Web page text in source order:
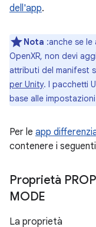
dell'app.
Nota :anche se le
OpenXR, non devi
attributi del manifest
per Unity. I pacchetti
base alle
Per le app
contenere i
Proprietà
MODE
La proprietà